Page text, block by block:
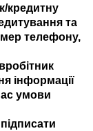
кредитну
та
телефону,
інформації
умови